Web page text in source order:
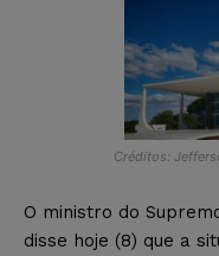
Créditos:
O ministro do
disse hoje (8) que a